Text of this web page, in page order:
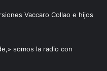
Vaccaro Collao e hijos
somos la radio con